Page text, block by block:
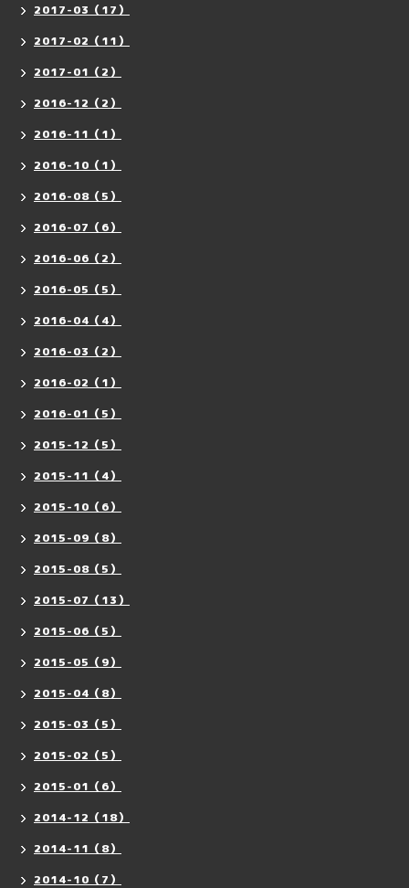
2017-03（17）
2017-02（11）
2017-01（2）
2016-12（2）
2016-11（1）
2016-10（1）
2016-08（5）
2016-07（6）
2016-06（2）
2016-05（5）
2016-04（4）
2016-03（2）
2016-02（1）
2016-01（5）
2015-12（5）
2015-11（4）
2015-10（6）
2015-09（8）
2015-08（5）
2015-07（13）
2015-06（5）
2015-05（9）
2015-04（8）
2015-03（5）
2015-02（5）
2015-01（6）
2014-12（18）
2014-11（8）
2014-10（7）